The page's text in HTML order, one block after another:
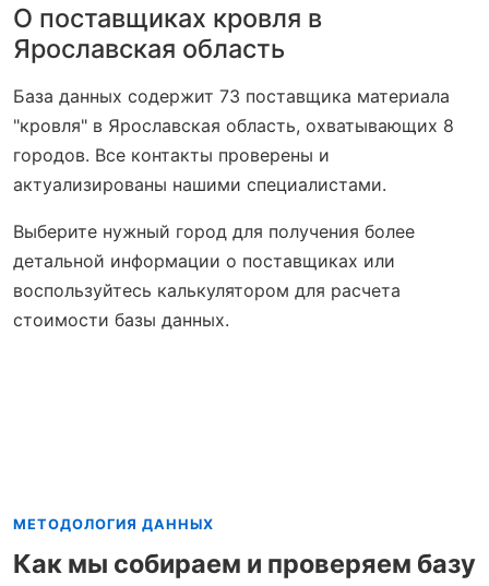
О поставщиках кровля в
Ярославская область
База данных содержит 73 поставщика материала
"кровля" в Ярославская область, охватывающих 8
городов. Все контакты проверены и
актуализированы нашими специалистами.
Выберите нужный город для получения более
детальной информации о поставщиках или
воспользуйтесь калькулятором для расчета
стоимости базы данных.
МЕТОДОЛОГИЯ ДАННЫХ
Как мы собираем и проверяем базу